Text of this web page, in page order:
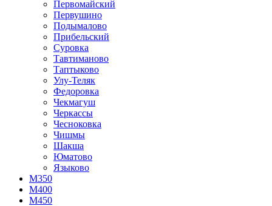
Первомайский
Первушино
Подымалово
Прибельский
Суровка
Тавтиманово
Таптыково
Улу-Теляк
Федоровка
Чекмагуш
Черкассы
Чесноковка
Чишмы
Шакша
Юматово
Языково
М350
М400
М450